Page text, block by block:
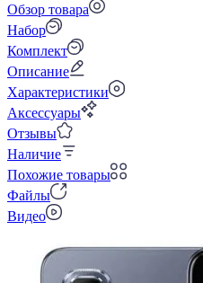
Обзор товара
Набор
Комплект
Описание
Характеристики
Аксессуары
Отзывы
Наличие
Похожие товары
Файлы
Видео